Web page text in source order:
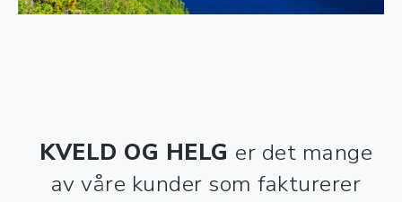
KVELD OG HELG er det mange
av våre kunder som fakturerer